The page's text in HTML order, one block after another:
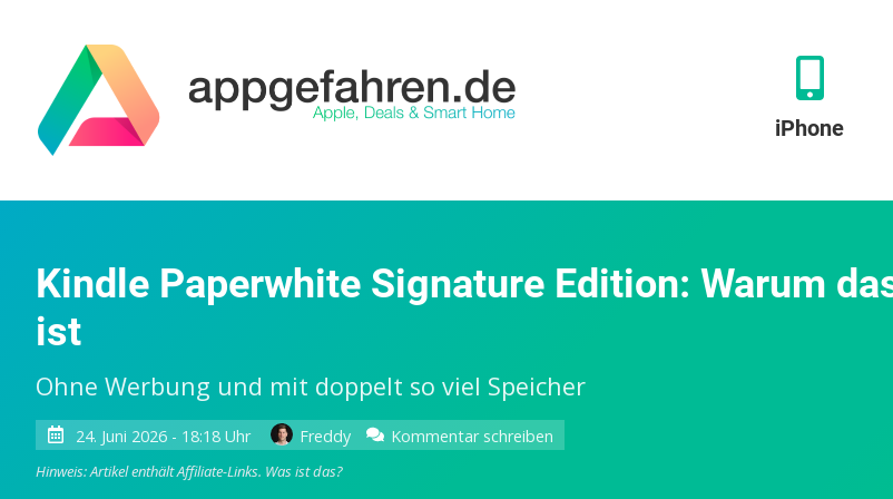
iPhone
Kindle Paperwhite Signature Edition: Warum
ist
Ohne Werbung und mit doppelt so viel Speicher
24. Juni 2026 - 18:18 Uhr Freddy Kommentar schreiben
Hinweis: Artikel enthält Affiliate-Links. Was ist das?